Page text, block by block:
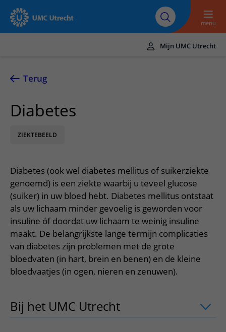
Naar hoofdinhoud
Over UMC
Utrecht
Research
Werken bij het UMC
Utrecht
menu
UMC Utrecht
Zorg en behandeling
Ziekten en aandoeningen
Poliklinieken
Verpleegafdelingen
Onze zorgverleners
Onderzoeken en diagnostiek
Het Wilhelmina Kinderziekenhuis
Afspraak en opname
Bezoek aan de polikliniek
Opname in het ziekenhuis
Voorbereiding op uw afspraak
Bloedprikken
Wachttijden
Bezoektijden
Mijn UMC Utrecht patiëntportaal
Op bezoek in het UMC Utrecht
Apotheek
Winkels en restaurants
Faciliteiten en voorzieningen
Bezoekregels
Kwaliteit en veiligheid
Contact en route
Spoed
Contactgegevens
Route naar het ziekenhuis
Parkeren
Wegwijs in het ziekenhuis
Contact met verpleegafdeling
Verwijzers
Patiënt verwijzen
Teleconsult aanvragen
Diagnostiek aanvragen
Zorgverlenersportaal
Meer UMC Utrecht
Over UMC Utrecht
Research
Werken bij het UMC Utrecht
Mijn UMC Utrecht
Terug
Diabetes
ZIEKTEBEELD
Diabetes (ook wel diabetes mellitus of suikerziekte
genoemd) is een ziekte waarbij u teveel glucose
(suiker) in uw bloed hebt. Diabetes mellitus ontstaat
als uw lichaam minder gevoelig is geworden voor
insuline óf doordat uw lichaam te weinig insuline
maakt. De belangrijkste lange termijn complicaties
van diabetes zijn problemen met de grote
bloedvaten (in hart, brein en benen) en de kleine
bloedvaatjes (in ogen, nieren en zenuwen).
Bij het UMC Utrecht uitklapper, klik